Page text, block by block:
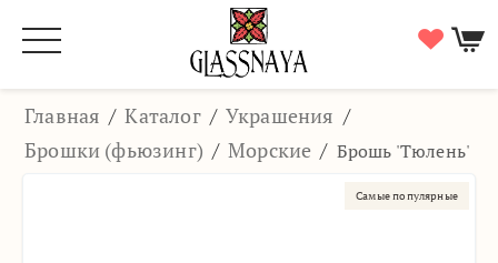
Главная / Каталог / Украшения /
Брошки (фьюзинг) / Морские / Брошь 'Тюлень'
Самые популярные